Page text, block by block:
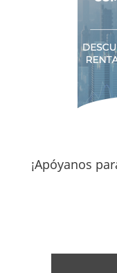
¡Apóyanos